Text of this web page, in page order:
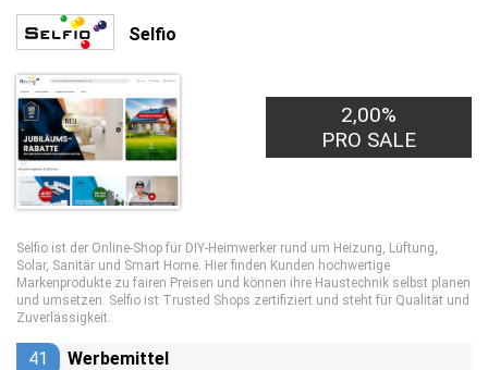
Selfio
2,00%
PRO SALE
Selfio ist der Online-Shop für DIY-Heimwerker rund um Heizung, Lüftung,
Solar, Sanitär und Smart Home. Hier finden Kunden hochwertige
Markenprodukte zu fairen Preisen und können ihre Haustechnik selbst planen
und umsetzen. Selfio ist Trusted Shops zertifiziert und steht für Qualität und
Zuverlässigkeit.
41 Werbemittel